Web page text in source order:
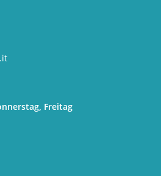
Freitag